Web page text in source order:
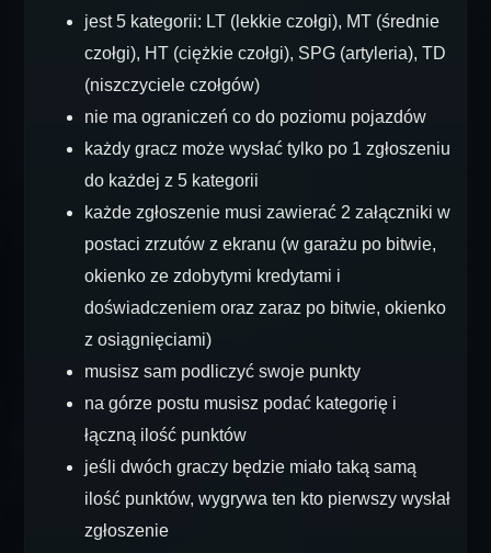
jest 5 kategorii: LT (lekkie czołgi), MT (średnie
czołgi), HT (ciężkie czołgi), SPG (artyleria), TD
(niszczyciele czołgów)
nie ma ograniczeń co do poziomu pojazdów
każdy gracz może wysłać tylko po 1 zgłoszeniu
do każdej z 5 kategorii
każde zgłoszenie musi zawierać 2 załączniki w
postaci zrzutów z ekranu (w garażu po bitwie,
okienko ze zdobytymi kredytami i
doświadczeniem oraz zaraz po bitwie, okienko
z osiągnięciami)
musisz sam podliczyć swoje punkty
na górze postu musisz podać kategorię i
łączną ilość punktów
jeśli dwóch graczy będzie miało taką samą
ilość punktów, wygrywa ten kto pierwszy wysłał
zgłoszenie